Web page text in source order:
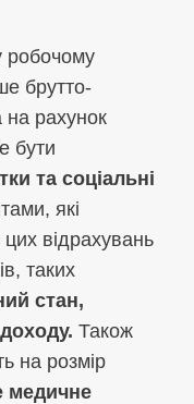
робочому
брутто-
на рахунок
бути
та соціальні
які
відрахувань
таких
стан,
Також
на розмір
медичне